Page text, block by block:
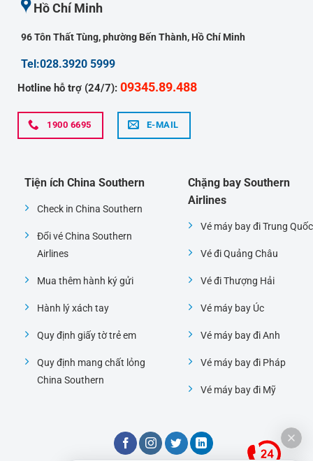
Hồ Chí Minh
96 Tôn Thất Tùng, phường Bến Thành, Hồ Chí Minh
Tel:028.3920 5999
Hotline hỗ trợ (24/7): 09345.89.488
1900 6695 E-MAIL
Tiện ích China Southern
Check in China Southern
Đổi vé China Southern
Airlines
Mua thêm hành ký gửi
Hành lý xách tay
Quy định giấy tờ trẻ em
Quy định mang chất lỏng
China Southern
Chặng bay Southern
Airlines
Vé máy bay đi Trung Quốc
Vé đi Quảng Châu
Vé đi Thượng Hải
Vé máy bay Úc
Vé máy bay đi Anh
Vé máy bay đi Pháp
Vé máy bay đi Mỹ